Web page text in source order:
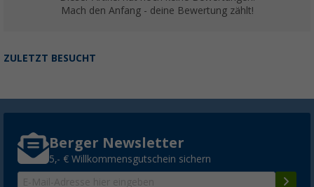
Mach den Anfang - deine Bewertung zählt!
ZULETZT BESUCHT
Berger Newsletter
5,- € Willkommensgutschein sichern